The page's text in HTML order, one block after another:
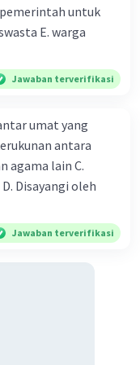
penerapan
hukum di
penerapan
untuk memilih
yang mengikat
undang
untuk
E. warga
Jawaban terverifikasi
umat yang
agama lain C.
Disayangi oleh
Jawaban terverifikasi